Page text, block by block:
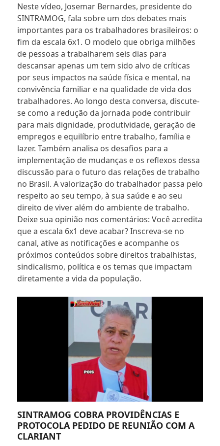
Neste vídeo, Josemar Bernardes, presidente do
SINTRAMOG, fala sobre um dos debates mais
importantes para os trabalhadores brasileiros: o
fim da escala 6x1. O modelo que obriga milhões
de pessoas a trabalharem seis dias para
descansar apenas um tem sido alvo de críticas
por seus impactos na saúde física e mental, na
convivência familiar e na qualidade de vida dos
trabalhadores. Ao longo desta conversa, discute-
se como a redução da jornada pode contribuir
para mais dignidade, produtividade, geração de
empregos e equilíbrio entre trabalho, família e
lazer. Também analisa os desafios para a
implementação de mudanças e os reflexos dessa
discussão para o futuro das relações de trabalho
no Brasil. A valorização do trabalhador passa pelo
respeito ao seu tempo, à sua saúde e ao seu
direito de viver além do ambiente de trabalho.
Deixe sua opinião nos comentários: Você acredita
que a escala 6x1 deve acabar? Inscreva-se no
canal, ative as notificações e acompanhe os
próximos conteúdos sobre direitos trabalhistas,
sindicalismo, política e os temas que impactam
diretamente a vida da população.
SINTRAMOG COBRA PROVIDÊNCIAS E
PROTOCOLA PEDIDO DE REUNIÃO COM A
CLARIANT